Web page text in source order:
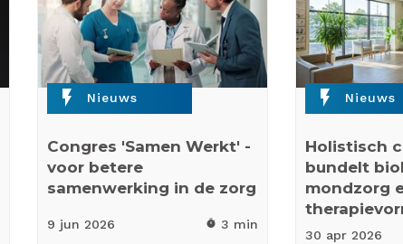
flash_on Nieuws
Congres 'Samen Werkt' -
voor betere
samenwerking in de zorg
9 jun 2026 timer 3 min
flash_on Nieuws
Holistisch
bundelt
mondzorg
30 apr 2026